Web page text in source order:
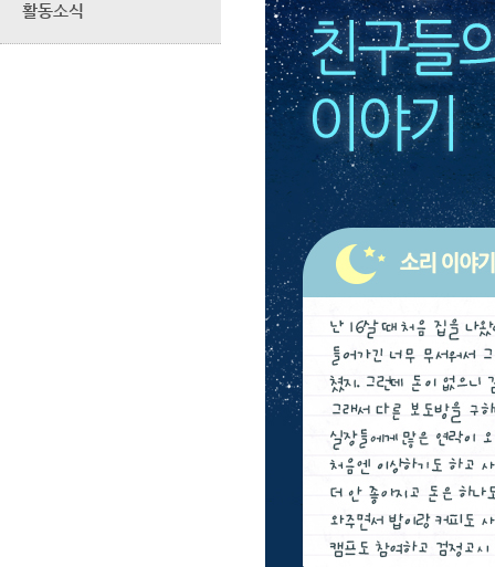
활동소식